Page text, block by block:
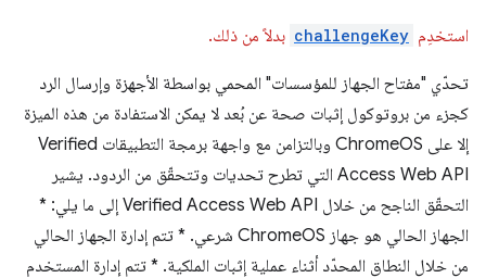
استخدِم challengeKey بدلاً من ذلك.
تحدّي "مفتاح الجهاز للمؤسسات" المحمي بواسطة الأجهزة وإرسال الرد
كجزء من بروتوكول إثبات صحة عن بُعد لا يمكن الاستفادة من هذه الميزة
إلا على ChromeOS وبالتزامن مع واجهة برمجة التطبيقات Verified
Access Web API التي تطرح تحديات وتتحقّق من الردود. يشير
التحقّق الناجح من خلال Verified Access Web API إلى ما يلي: *
الجهاز الحالي هو جهاز ChromeOS شرعي. * تتم إدارة الجهاز الحالي
من خلال النطاق المحدّد أثناء عملية إثبات الملكية. * تتم إدارة المستخدم